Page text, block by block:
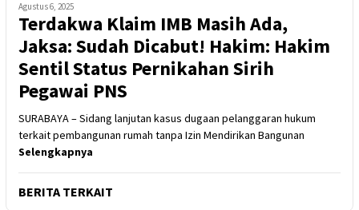
Agustus 6, 2025
Terdakwa Klaim IMB Masih Ada,
Jaksa: Sudah Dicabut! Hakim: Hakim
Sentil Status Pernikahan Sirih
Pegawai PNS
SURABAYA – Sidang lanjutan kasus dugaan pelanggaran hukum
terkait pembangunan rumah tanpa Izin Mendirikan Bangunan
Selengkapnya
BERITA TERKAIT